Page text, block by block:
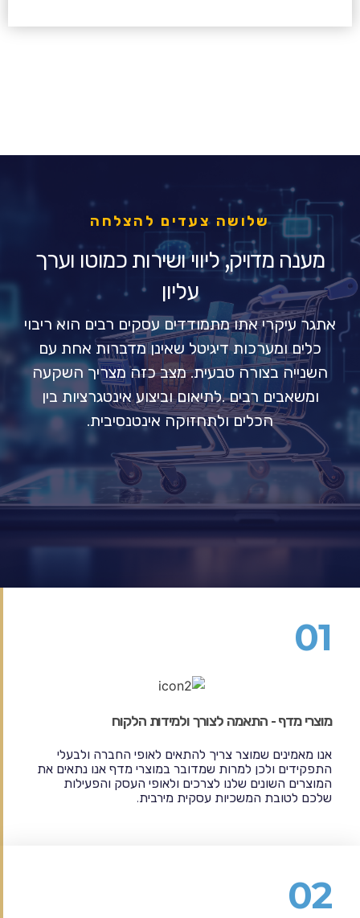
שלושה צעדים להצלחה
מענה מדויק, ליווי ושירות כמוטו וערך
עליון
אתגר עיקרי אתו מתמודדים עסקים רבים הוא ריבוי
כלים ומערכות דיגיטל שאינן מדברות אחת עם
השנייה בצורה טבעית. מצב כזה מצריך השקעה
ומשאבים רבים .לתיאום וביצוע אינטגרציות בין
הכלים ולתחזוקה אינטנסיבית.
01
מוצרי מדף - התאמה לצורך ולמידות הלקוח
אנו מאמינים שמוצר צריך להתאים לאופי החברה ולבעלי
התפקידים ולכן למרות שמדובר במוצרי מדף אנו נתאים את
המוצרים השונים שלנו לצרכים ולאופי העסק והפעילות
שלכם לטובת המשכיות עסקית מירבית.
02